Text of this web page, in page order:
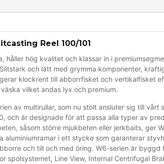
Reel 100/101
håller hög kvalitet och klassar in i
och lätt med grymma komponenter,
klockrent till abborrfisket och vertikalfisket
vilket andas lyx och premium.
av multirullar, som nu stolt ansluter sig till
och är designade för att passa alla typer av
såsom större mjukbeten eller jerkbaits,
aluminiumramar i ett stycke som garanterar
och till och med öring. W6-serien är
spolsystemet, Line View, Internal Centrifugal